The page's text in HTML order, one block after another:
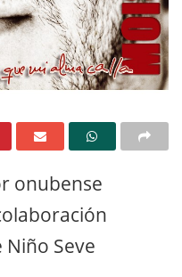
onubense
Seve